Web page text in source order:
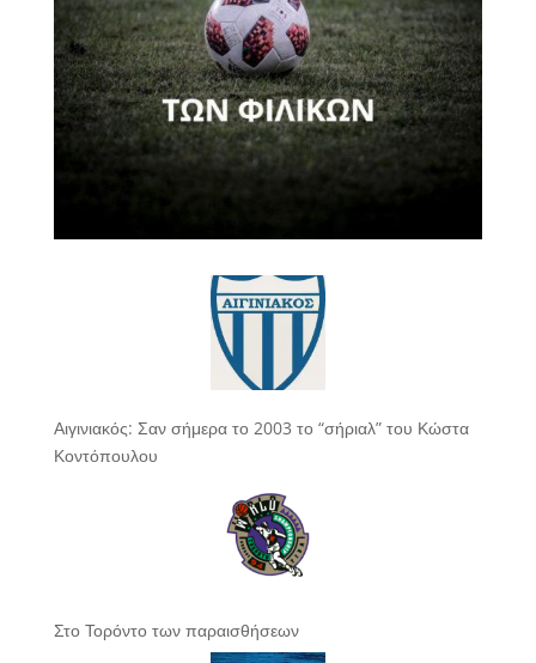
Αιγινιακός: Σαν σήμερα το 2003 το “σήριαλ” του Κώστα
Κοντόπουλου
Στο Τορόντο των παραισθήσεων